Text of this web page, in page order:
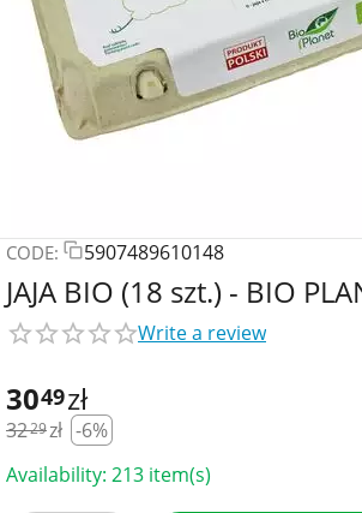
CODE: 5907489610148
JAJA BIO (18 szt.) - BIO
Write a review
3049zł
3229zł -6%
Availability: 213 item(s)